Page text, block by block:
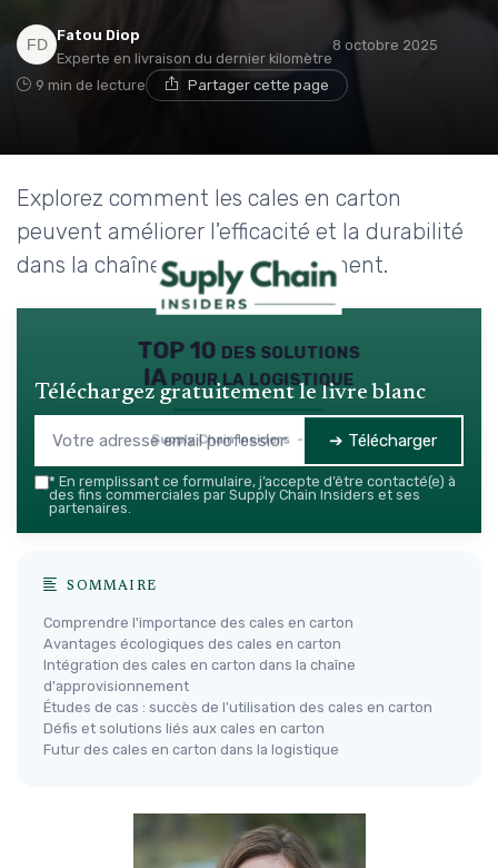
Fatou Diop
Experte en livraison du dernier kilomètre
8 octobre 2025
9 min de lecture Partager cette page
Explorez comment les cales en carton
peuvent améliorer l'efficacité et la durabilité
dans la chaîne d'approvisionnement.
TOP 10 des solutions
IA pour la logistique
Supply Chain Insiders — 2026
Téléchargez gratuitement le livre blanc
➔ Télécharger
* En remplissant ce formulaire, j’accepte d’être contacté(e) à
des fins commerciales par Supply Chain Insiders et ses
partenaires.
SOMMAIRE
Comprendre l'importance des cales en carton
Avantages écologiques des cales en carton
Intégration des cales en carton dans la chaîne
d'approvisionnement
Études de cas : succès de l'utilisation des cales en carton
Défis et solutions liés aux cales en carton
Futur des cales en carton dans la logistique